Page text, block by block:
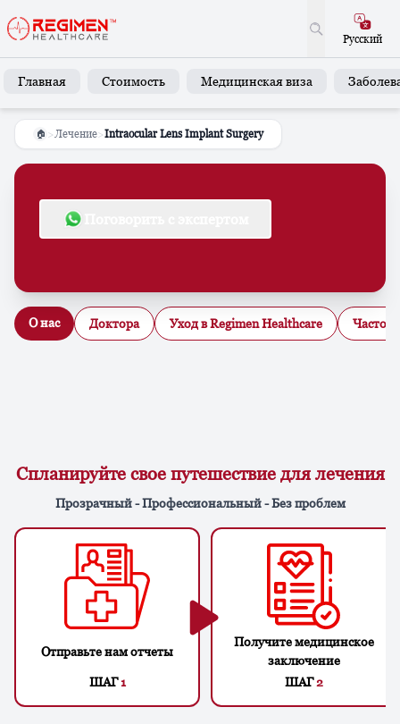
Русский
Главная Стоимость Медицинская виза
🏠 >Лечение>Intraocular Lens Implant Surgery
О нас Доктора Уход в Regimen Healthcare Часто
Спланируйте свое путешествие для лечения
Прозрачный - Профессиональный - Без проблем
Отправьте нам отчеты
ШАГ1
Получите медицинское
заключение
ШАГ2